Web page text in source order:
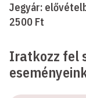
Jegyár:
2500 Ft
Iratkozz fel